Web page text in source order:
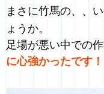
まさに竹馬の、、
ょうか。
足場が悪い中での
に心強かったです！